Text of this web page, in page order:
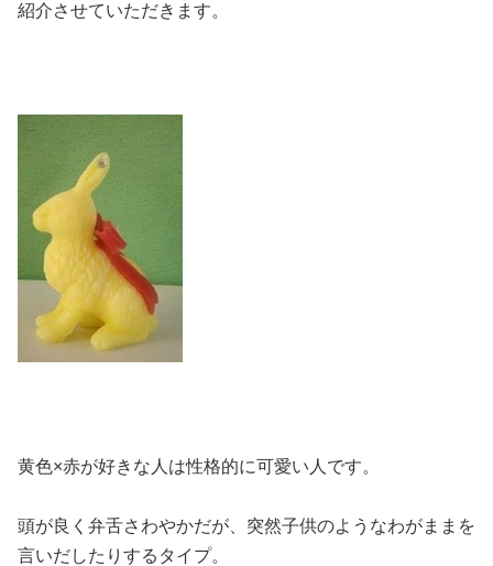
紹介させていただきます。
黄色×赤が好きな人は性格的に可愛い人です。
頭が良く弁舌さわやかだが、突然子供のようなわがままを
言いだしたりするタイプ。